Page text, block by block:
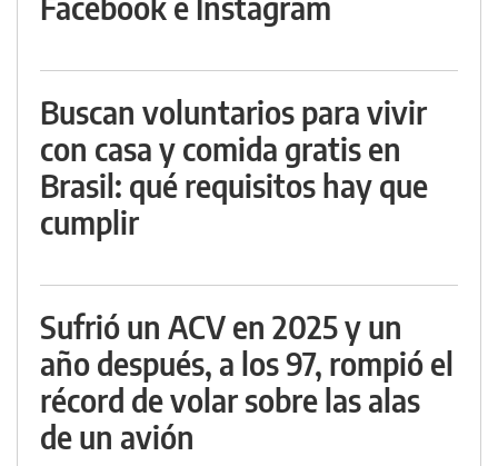
Buscan voluntarios para vivir
con casa y comida gratis en
Brasil: qué requisitos hay que
cumplir
Sufrió un ACV en 2025 y un
año después, a los 97, rompió el
récord de volar sobre las alas
de un avión